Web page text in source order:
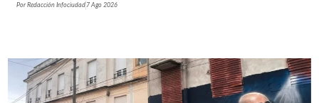
PorRedacción Infociudad 7 Ago 2026